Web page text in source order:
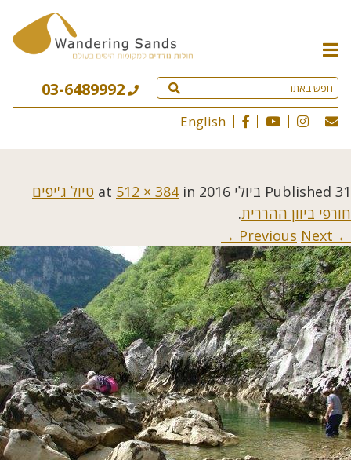
תפריט
האתר
03-6489992
English
Published 31 ביולי 2016 512 × 384in
טיול ג'יפים
חורפי ביוון ההררית.
← Previous
Next →